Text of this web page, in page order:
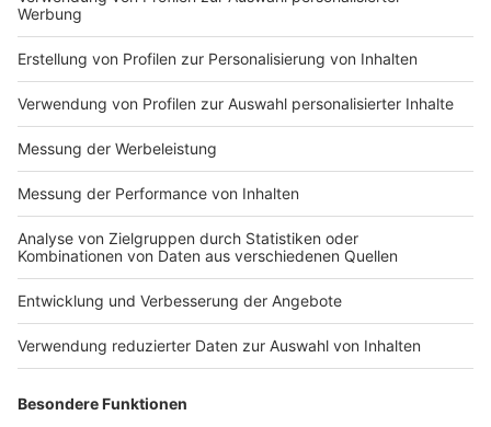
Impressum
Nutzungsbedingungen
Jobs
Presse
Werben
Archiv
Kontakt
Studio-Hotline
Verkehrs-Hotline
Newsletter